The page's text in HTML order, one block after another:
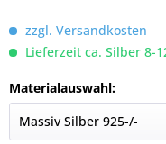
zzgl. Versandkosten
Lieferzeit ca. Silber 8-
Materialauswahl: